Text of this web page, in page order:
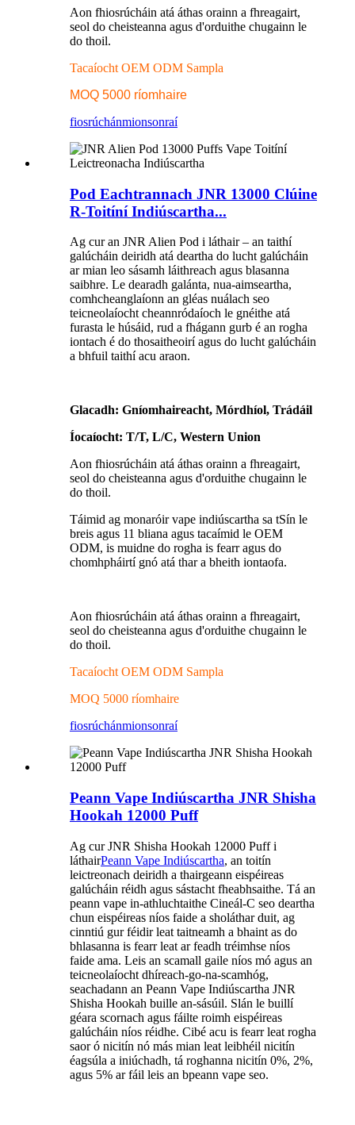
Aon fhiosrúcháin atá áthas orainn a fhreagairt,
seol do cheisteanna agus d'orduithe chugainn le
do thoil.
Tacaíocht OEM ODM Sampla
MOQ 5000 ríomhaire
fiosrúchánmionsonraí
Pod Eachtrannach JNR 13000 Clúine
R-Toitíní Indiúscartha...
Ag cur an JNR Alien Pod i láthair – an taithí
galúcháin deiridh atá deartha do lucht galúcháin
ar mian leo sásamh láithreach agus blasanna
saibhre. Le dearadh galánta, nua-aimseartha,
comhcheanglaíonn an gléas nuálach seo
teicneolaíocht cheannródaíoch le gnéithe atá
furasta le húsáid, rud a fhágann gurb é an rogha
iontach é do thosaitheoirí agus do lucht galúcháin
a bhfuil taithí acu araon.
Glacadh: Gníomhaireacht, Mórdhíol, Trádáil
Íocaíocht: T/T, L/C, Western Union
Aon fhiosrúcháin atá áthas orainn a fhreagairt,
seol do cheisteanna agus d'orduithe chugainn le
do thoil.
Táimid ag monaróir vape indiúscartha sa tSín le
breis agus 11 bliana agus tacaímid le OEM
ODM, is muidne do rogha is fearr agus do
chomhpháirtí gnó atá thar a bheith iontaofa.
Aon fhiosrúcháin atá áthas orainn a fhreagairt,
seol do cheisteanna agus d'orduithe chugainn le
do thoil.
Tacaíocht OEM ODM Sampla
MOQ 5000 ríomhaire
fiosrúchánmionsonraí
Peann Vape Indiúscartha JNR Shisha
Hookah 12000 Puff
Ag cur JNR Shisha Hookah 12000 Puff i
láthairPeann Vape Indiúscartha, an toitín
leictreonach deiridh a thairgeann eispéireas
galúcháin réidh agus sástacht fheabhsaithe. Tá an
peann vape in-athluchtaithe Cineál-C seo deartha
chun eispéireas níos faide a sholáthar duit, ag
cinntiú gur féidir leat taitneamh a bhaint as do
bhlasanna is fearr leat ar feadh tréimhse níos
faide ama. Leis an scamall gaile níos mó agus an
teicneolaíocht dhíreach-go-na-scamhóg,
seachadann an Peann Vape Indiúscartha JNR
Shisha Hookah buille an-sásúil. Slán le buillí
géara scornach agus fáilte roimh eispéireas
galúcháin níos réidhe. Cibé acu is fearr leat rogha
saor ó nicitín nó más mian leat leibhéil nicitín
éagsúla a iniúchadh, tá roghanna nicitín 0%, 2%,
agus 5% ar fáil leis an bpeann vape seo.